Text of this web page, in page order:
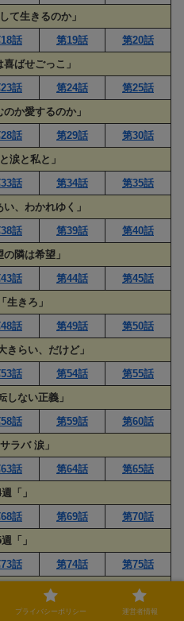
て生きるのか」
話 第19話
第20話
ばせごっこ」
話 第24話
第25話
か愛するのか」
話 第29話
第30話
涙と私と」
話 第34話
第35話
、わかれゆく」
話 第39話
第40話
隣は希望」
話 第44話
第45話
生きろ」
話 第49話
第50話
きらい、だけど」
話 第54話
第55話
しない正義」
話 第59話
第60話
ラバ 涙」
話 第64話
第65話
「」
話 第69話
第70話
「」
話 第74話
第75話
78話 第79話 第80話
プライバシーポリシー 運営者情報